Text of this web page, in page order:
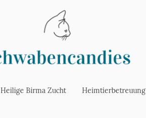
Heilige Birma Zucht Heimtierbetreuung